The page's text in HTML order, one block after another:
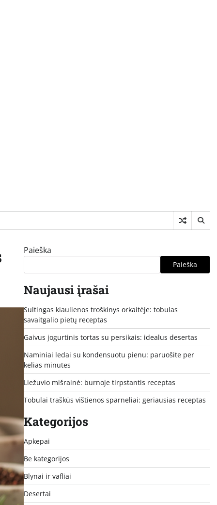
Paieška
Paieška
Naujausi įrašai
Sultingas kiaulienos troškinys orkaitėje: tobulas
savaitgalio pietų receptas
Gaivus jogurtinis tortas su persikais: idealus desertas
Naminiai ledai su kondensuotu pienu: paruošite per
kelias minutes
Liežuvio mišrainė: burnoje tirpstantis receptas
Tobulai traškūs vištienos sparneliai: geriausias receptas
Kategorijos
Apkepai
Be kategorijos
Blynai ir vafliai
Desertai